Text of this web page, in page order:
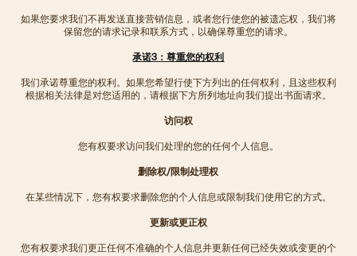
如果您要求我们不再发送直接营销信息，或者您行使您的被遗忘权，我们将
保留您的请求记录和联系方式，以确保尊重您的请求。
承诺3：尊重您的权利
我们承诺尊重您的权利。如果您希望行使下方列出的任何权利，且这些权利
根据相关法律是对您适用的，请根据下方所列地址向我们提出书面请求。
访问权
您有权要求访问我们处理的您的任何个人信息。
删除权/限制处理权
在某些情况下，您有权要求删除您的个人信息或限制我们使用它的方式。
更新或更正权
您有权要求我们更正任何不准确的个人信息并更新任何已经失效或变更的个